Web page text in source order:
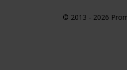
© 2013 - 2026